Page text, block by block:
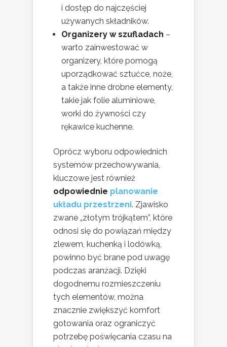
i dostęp do najczęściej
używanych składników.
Organizery w szufladach –
warto zainwestować w
organizery, które pomogą
uporządkować sztućce, noże,
a także inne drobne elementy,
takie jak folie aluminiowe,
worki do żywności czy
rękawice kuchenne.
Oprócz wyboru odpowiednich
systemów przechowywania,
kluczowe jest również
odpowiednie planowanie
układu przestrzeni. Zjawisko
zwane „złotym trójkątem”, które
odnosi się do powiązań między
zlewem, kuchenką i lodówką,
powinno być brane pod uwagę
podczas aranżacji. Dzięki
dogodnemu rozmieszczeniu
tych elementów, można
znacznie zwiększyć komfort
gotowania oraz ograniczyć
potrzebę poświęcania czasu na